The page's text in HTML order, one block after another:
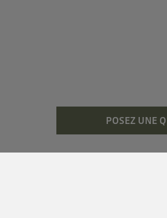
POSEZ UNE